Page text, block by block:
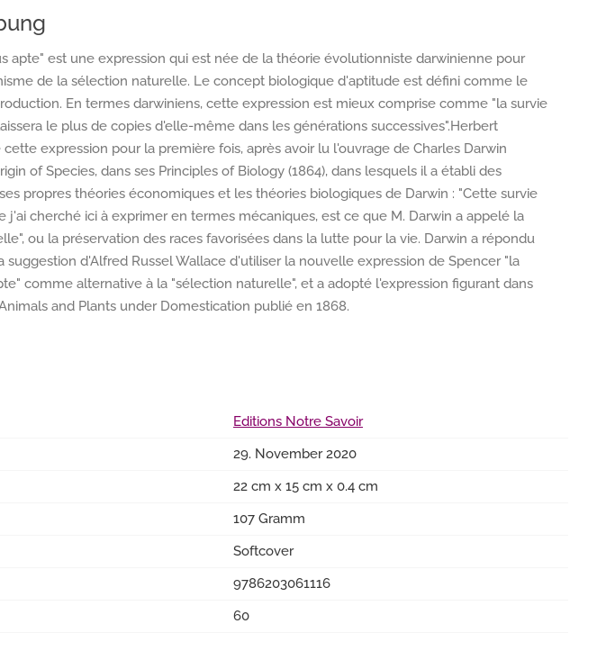
apte" est une expression qui est née de la théorie évolutionniste darwinienne pour
de la sélection naturelle. Le concept biologique d'aptitude est défini comme le
En termes darwiniens, cette expression est mieux comprise comme "la survie
le plus de copies d'elle-même dans les générations successives".Herbert
expression pour la première fois, après avoir lu l'ouvrage de Charles Darwin
of Species, dans ses Principles of Biology (1864), dans lesquels il a établi des
propres théories économiques et les théories biologiques de Darwin : "Cette survie
j'ai cherché ici à exprimer en termes mécaniques, est ce que M. Darwin a appelé la
ou la préservation des races favorisées dans la lutte pour la vie. Darwin a répondu
suggestion d'Alfred Russel Wallace d'utiliser la nouvelle expression de Spencer "la
comme alternative à la "sélection naturelle", et a adopté l'expression figurant dans
and Plants under Domestication publié en 1868.
Editions Notre Savoir
29. November 2020
22 cm x 15 cm x 0.4 cm
107 Gramm
Softcover
9786203061116
60